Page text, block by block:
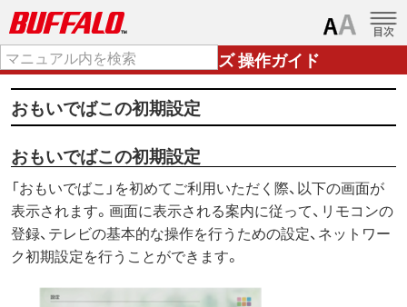
おもいでばこPD-2000シリーズ 操作ガイド
おもいでばこの初期設定
おもいでばこの初期設定
「おもいでばこ」を初めてご利用いただく際、以下の画面が
表示されます。画面に表示される案内に従って、リモコンの
登録、テレビの基本的な操作を行うための設定、ネットワー
ク初期設定を行うことができます。